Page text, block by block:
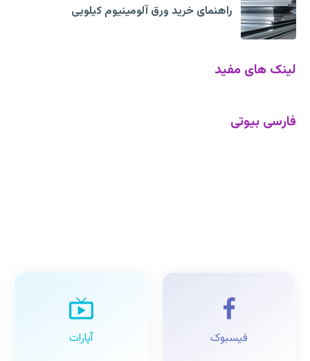
راهنمای خرید ورق آلومینیوم کیلویی
لینک های مفید
فارسی بیوتی
فیسبوک آپارات